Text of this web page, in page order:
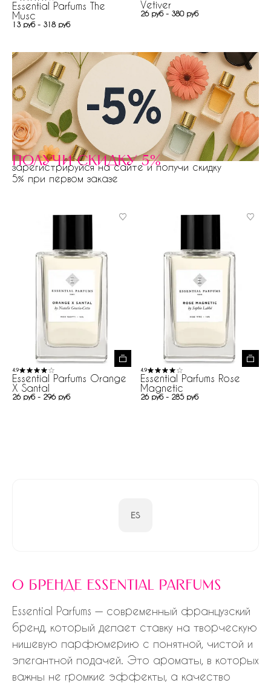
Essential Parfums The
Musc
13 руб - 318 руб
Vetiver
26 руб - 380 руб
получи скидку 5%
зарегистрируйся на сайте и получи скидку
5% при первом заказе
4.9
Essential Parfums Orange
X Santal
26 руб - 296 руб
4.9
Essential Parfums Rose
Magnetic
26 руб - 285 руб
ES
о бренде essential parfums
Essential Parfums — современный французский
бренд, который делает ставку на творческую
нишевую парфюмерию с понятной, чистой и
элегантной подачей. Это ароматы, в которых
важны не громкие эффекты, а качество